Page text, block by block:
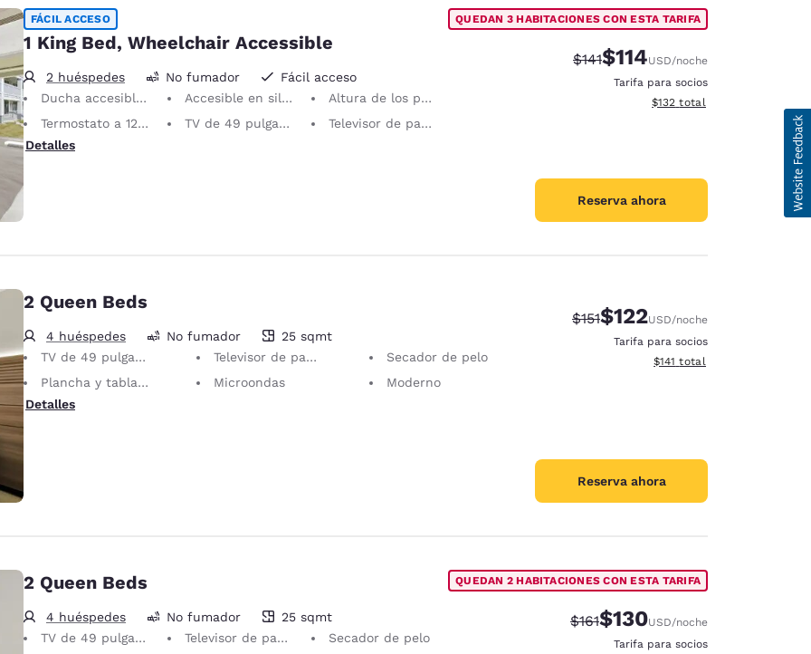
FÁCIL ACCESO
1 King Bed, Wheelchair Accessible
2 huéspedes No fumador
Fácil acceso
Ducha accesible en sillas de ruedas
Accesible en silla de ruedas
Altura de los pasamanos antideslizantes junto al inodoro: 89 cm
Termostato a 121 cm o inferior
TV de 49 pulgadas
Televisor de pantalla plana
Detalles
QUEDAN 3 HABITACIONES CON ESTA TARIFA
Tarifa tachada:
$141Tarifa reducida:
$114USD/noche
Tarifa para socios
Ver detalles totales
$132 total
Reserva ahora
2 Queen Beds
4 huéspedes
25 metros cuadrados
No fumador
25 sqmt
TV de 49 pulgadas
Televisor de pantalla plana
Secador de pelo
Plancha y tabla de planchar
Microondas
Moderno
Detalles
Tarifa tachada:
$151Tarifa reducida:
$122USD/noche
Tarifa para socios
Ver detalles totales
$141 total
Reserva ahora
2 Queen Beds
4 huéspedes
25 metros cuadrados
No fumador
25 sqmt
TV de 49 pulgadas
Televisor de pantalla plana
Secador de pelo
QUEDAN 2 HABITACIONES CON ESTA TARIFA
Tarifa tachada:
$161Tarifa reducida:
$130USD/noche
Tarifa para socios